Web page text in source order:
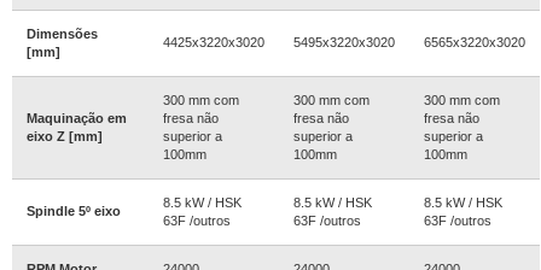
Dimensões
[mm]
4425x3220x3020 5495x3220x3020 6565x3220x3020
Maquinação em
eixo Z [mm]
300 mm com
fresa não
superior a
100mm
300 mm com
fresa não
superior a
100mm
300 mm com
fresa não
superior a
100mm
Spindle 5º eixo
8.5 kW / HSK
63F /outros
8.5 kW / HSK
63F /outros
8.5 kW / HSK
63F /outros